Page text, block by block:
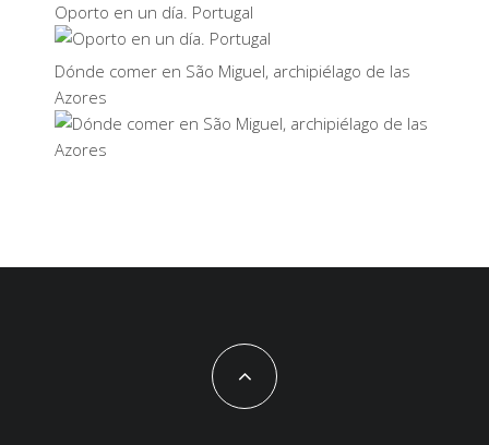
Oporto en un día. Portugal
Dónde comer en São Miguel, archipiélago de las
Azores